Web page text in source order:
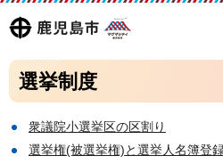
鹿児島
市
マグ
マシ
ティ
島市
選挙制度
衆議院小選挙区の区割り
選挙権(被選挙権)と選挙人名簿登